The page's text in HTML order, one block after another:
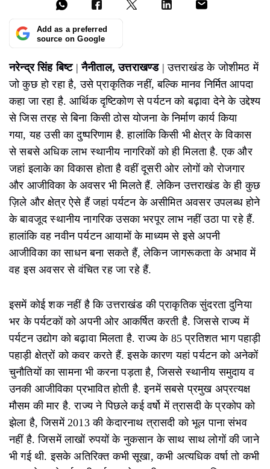
Add as a preferred
source on Google
नरेन्द्र सिंह बिष्ट|नैनीताल, उत्तराखण्ड| उत्तराखंड के जोशीमठ में
जो कुछ हो रहा है, उसे प्राकृतिक नहीं, बल्कि मानव निर्मित आपदा
कहा जा रहा है. आर्थिक दृष्टिकोण से पर्यटन को बढ़ावा देने के उद्देश्य
से जिस तरह से बिना किसी ठोस योजना के निर्माण कार्य किया
गया, यह उसी का दुष्परिणाम है. हालांकि किसी भी क्षेत्र के विकास
से सबसे अधिक लाभ स्थानीय नागरिकों को ही मिलता है. एक और
जहां इलाके का विकास होता है वहीं दूसरी ओर लोगों को रोजगार
और आजीविका के अवसर भी मिलते हैं. लेकिन उत्तराखंड के ही कुछ
ज़िले और क्षेत्र ऐसे हैं जहां पर्यटन के असीमित अवसर उपलब्ध होने
के बावजूद स्थानीय नागरिक उसका भरपूर लाभ नहीं उठा पा रहे हैं.
हालांकि वह नवीन पर्यटन आयामों के माध्यम से इसे अपनी
आजीविका का साधन बना सकते हैं, लेकिन जागरूकता के अभाव में
वह इस अवसर से वंचित रह जा रहे हैं.
इसमें कोई शक नहीं है कि उत्तराखंड की प्राकृतिक सुंदरता दुनिया
भर के पर्यटकों को अपनी ओर आकर्षित करती है. जिससे राज्य में
पर्यटन उद्योग को बढ़ावा मिलता है. राज्य के 85 प्रतिशत भाग पहाड़ी
पहाड़ी क्षेत्रों को कवर करते हैं. इसके कारण यहां पर्यटन को अनेकों
चुनौतियों का सामना भी करना पड़ता है, जिससे स्थानीय समुदाय व
उनकी आजीविका प्रभावित होती है. इनमें सबसे प्रमुख अप्रत्यक्ष
मौसम की मार है. राज्य ने पिछले कई वर्षो में त्रासदी के प्रकोप को
झेला है, जिसमें 2013 की केदारनाथ त्रासदी को भूल पाना संभव
नहीं है. जिसमें लाखों रुपयों के नुकसान के साथ साथ लोगों की जाने
भी गई थी. इसके अतिरिक्त कभी सूखा, कभी अत्यधिक वर्षा तो कभी